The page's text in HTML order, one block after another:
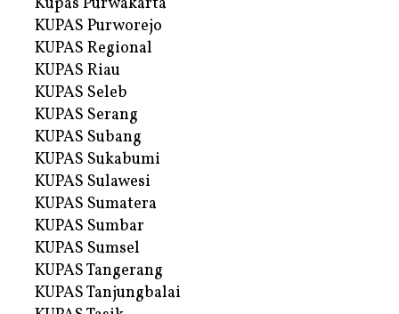
KUPAS Purworejo
KUPAS Regional
KUPAS Riau
KUPAS Seleb
KUPAS Serang
KUPAS Subang
KUPAS Sukabumi
KUPAS Sulawesi
KUPAS Sumatera
KUPAS Sumbar
KUPAS Sumsel
KUPAS Tangerang
KUPAS Tanjungbalai